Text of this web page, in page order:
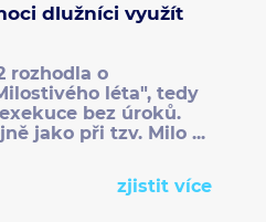
dlužníci využít
rozhodla o
léta", tedy
bez úroků.
jako při tzv. Milo ...
zjistit více